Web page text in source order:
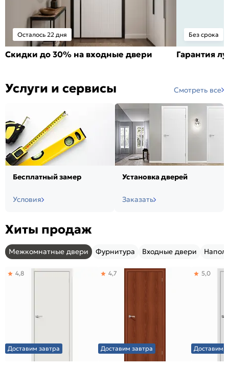
Осталось 22 дня
Скидки до 30% на входные двери
Без срока
Гарантия
Услуги и сервисы Смотреть все
Бесплатный замер
Условия
Установка дверей
Заказать
Хиты продаж
Межкомнатные двери Фурнитура Входные двери
Доставим завтра
4,8
Доставим завтра
4,7
Доставим
5,0